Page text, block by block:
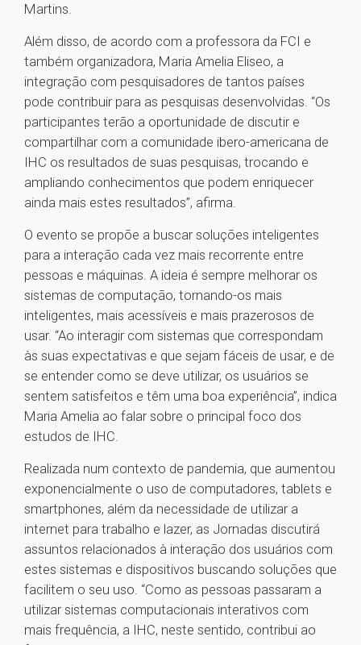
Martins.
Além disso, de acordo com a professora da FCI e
também organizadora, Maria Amelia Eliseo, a
integração com pesquisadores de tantos países
pode contribuir para as pesquisas desenvolvidas. “Os
participantes terão a oportunidade de discutir e
compartilhar com a comunidade ibero-americana de
IHC os resultados de suas pesquisas, trocando e
ampliando conhecimentos que podem enriquecer
ainda mais estes resultados”, afirma.
O evento se propõe a buscar soluções inteligentes
para a interação cada vez mais recorrente entre
pessoas e máquinas. A ideia é sempre melhorar os
sistemas de computação, tornando-os mais
inteligentes, mais acessíveis e mais prazerosos de
usar. “Ao interagir com sistemas que correspondam
às suas expectativas e que sejam fáceis de usar, e de
se entender como se deve utilizar, os usuários se
sentem satisfeitos e têm uma boa experiência”, indica
Maria Amelia ao falar sobre o principal foco dos
estudos de IHC.
Realizada num contexto de pandemia, que aumentou
exponencialmente o uso de computadores, tablets e
smartphones, além da necessidade de utilizar a
internet para trabalho e lazer, as Jornadas discutirá
assuntos relacionados à interação dos usuários com
estes sistemas e dispositivos buscando soluções que
facilitem o seu uso. “Como as pessoas passaram a
utilizar sistemas computacionais interativos com
mais frequência, a IHC, neste sentido, contribui ao